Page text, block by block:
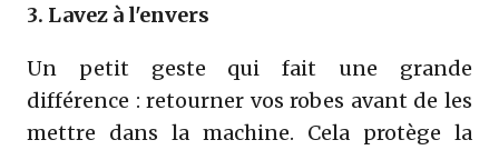
3. Lavez à l'envers
Un petit geste qui fait une grande
différence : retourner vos robes avant de les
mettre dans la machine. Cela protège la